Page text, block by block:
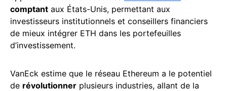
comptant aux États-Unis, permettant aux
investisseurs institutionnels et conseillers financiers
de mieux intégrer ETH dans les portefeuilles
d’investissement.
VanEck estime que le réseau Ethereum a le potentiel
de révolutionner plusieurs industries, allant de la